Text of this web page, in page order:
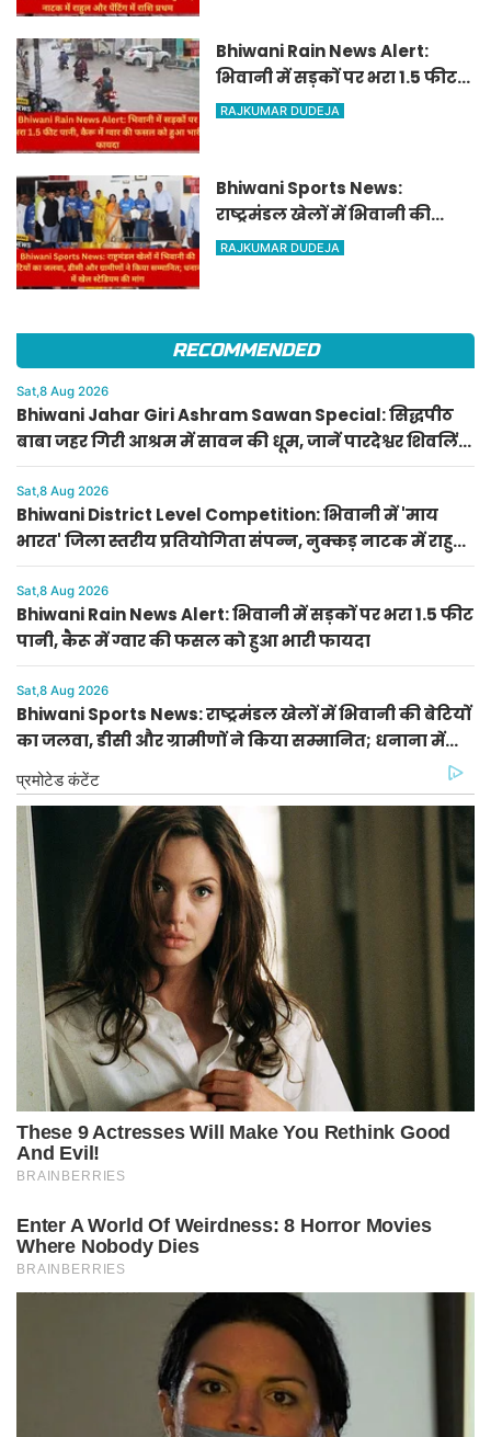
Bhiwani Rain News Alert:
भिवानी में सड़कों पर भरा 1.5 फीट
पानी, कैरू में ग्वार की फसल को
RAJKUMAR DUDEJA
Bhiwani Sports News:
राष्ट्रमंडल खेलों में भिवानी की
बेटियों का जलवा, डीसी और
RAJKUMAR DUDEJA
RECOMMENDED
Sat,8 Aug 2026
Bhiwani Jahar Giri Ashram Sawan Special: सिद्धपीठ
बाबा जहर गिरी आश्रम में सावन की धूम, जानें पारदेश्वर शिवलिंग
पूजा का महत्व
Sat,8 Aug 2026
Bhiwani District Level Competition: भिवानी में 'माय
भारत' जिला स्तरीय प्रतियोगिता संपन्न, नुक्कड़ नाटक में राहुल
और पेंटिंग में राशि प्रथम
Sat,8 Aug 2026
Bhiwani Rain News Alert: भिवानी में सड़कों पर भरा 1.5 फीट
पानी, कैरू में ग्वार की फसल को हुआ भारी फायदा
Sat,8 Aug 2026
Bhiwani Sports News: राष्ट्रमंडल खेलों में भिवानी की बेटियों
का जलवा, डीसी और ग्रामीणों ने किया सम्मानित; धनाना में
खेल स्टेडियम की मांग